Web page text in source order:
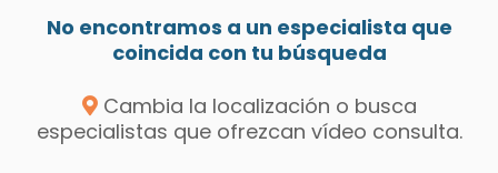
No encontramos a un especialista que
coincida con tu búsqueda
Cambia la localización o busca
especialistas que ofrezcan vídeo consulta.